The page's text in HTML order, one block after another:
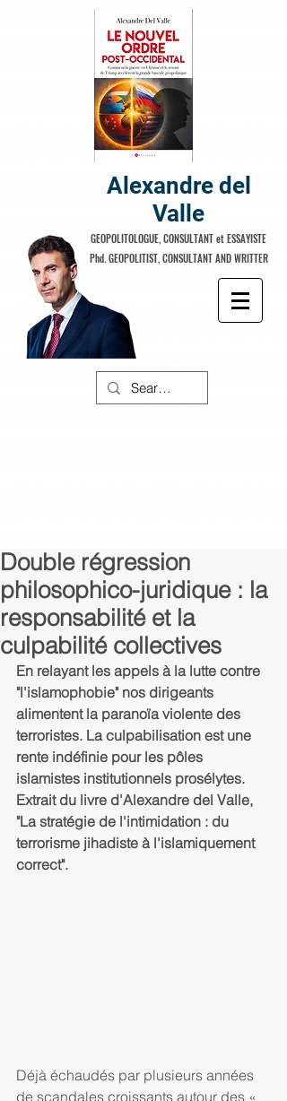
Alexandre del
Valle
GEOPOLITOLOGUE, CONSULTANT et ESSAYISTE
Phd. GEOPOLITIST, CONSULTANT AND WRITTER
Double régression
philosophico-juridique : la
responsabilité et la
culpabilité collectives
En relayant les appels à la lutte contre
"l'islamophobie" nos dirigeants
alimentent la paranoïa violente des
terroristes. La culpabilisation est une
rente indéfinie pour les pôles
islamistes institutionnels prosélytes.
Extrait du livre d'Alexandre del Valle,
"La stratégie de l'intimidation : du
terrorisme jihadiste à l'islamiquement
correct".
Déjà échaudés par plusieurs années
de scandales croissants autour des «